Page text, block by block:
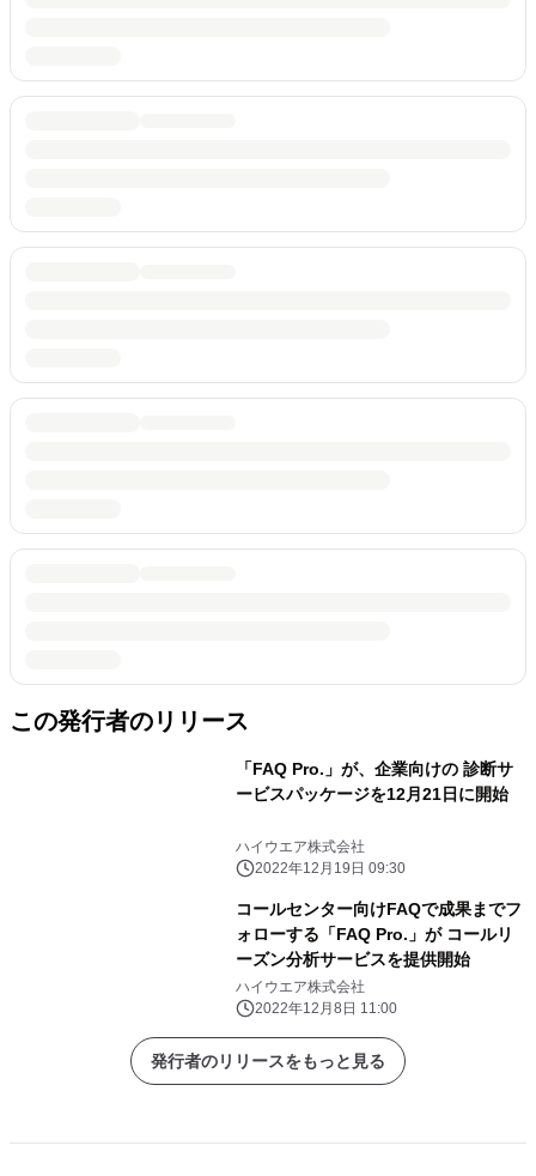
この発行者のリリース
「FAQ Pro.」が、企業向けの 診断サ
ービスパッケージを12月21日に開始
ハイウエア株式会社
2022年12月19日 09:30
コールセンター向けFAQで成果までフ
ォローする「FAQ Pro.」が コールリ
ーズン分析サービスを提供開始
ハイウエア株式会社
2022年12月8日 11:00
発行者のリリースをもっと見る